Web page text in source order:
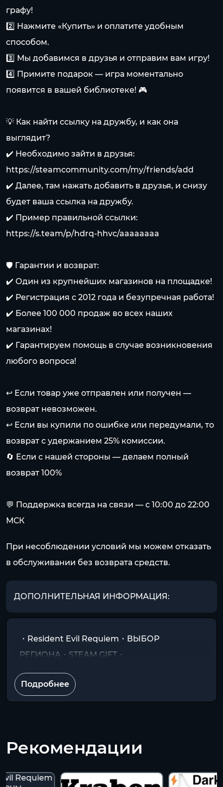
графу!
2️⃣ Нажмите «Купить» и оплатите удобным
способом.
3️⃣ Мы добавимся в друзья и отправим вам игру!
4️⃣ Примите подарок — игра моментально
появится в вашей библиотеке! 🎮
💡 Как найти ссылку на дружбу, и как она
выглядит?
✔️ Необходимо зайти в друзья:
https://steamcommunity.com/my/friends/add
✔️ Далее, там нажать добавить в друзья, и снизу
будет ваша ссылка на дружбу.
✔️ Пример правильной ссылки:
https://s.team/p/hdrq-hhvc/aaaaaaaa
🛡️ Гарантии и возврат:
✔️ Один из крупнейших магазинов на площадке!
✔️ Регистрация с 2012 года и безупречная работа!
✔️ Более 100 000 продаж во всех наших
магазинах!
✔️ Гарантируем помощь в случае возникновения
любого вопроса!
↩️ Если товар уже отправлен или получен —
возврат невозможен.
↩️ Если вы купили по ошибке или передумали, то
возврат с удержанием 25% комиссии.
🔄 Если с нашей стороны — делаем полный
возврат 100%
💬 Поддержка всегда на связи — с 10:00 до 22:00
МСК
При несоблюдении условий мы можем отказать
в обслуживании без возврата средств.
ДОПОЛНИТЕЛЬНАЯ ИНФОРМАЦИЯ:
・Resident Evil Requiem・ВЫБОР
РЕГИОНА・STEAM GIFT・
Подробнее
Рекомендации